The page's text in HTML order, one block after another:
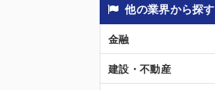
他の業界から探す
金融
建設・不動産